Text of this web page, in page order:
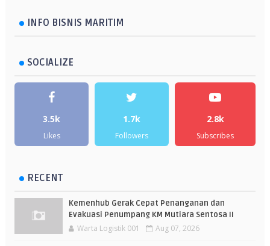
INFO BISNIS MARITIM
SOCIALIZE
3.5k
Likes
1.7k
Followers
2.8k
Subscribes
RECENT
Kemenhub Gerak Cepat Penanganan dan
Evakuasi Penumpang KM Mutiara Sentosa II
Warta Logistik 001 Aug 07, 2026